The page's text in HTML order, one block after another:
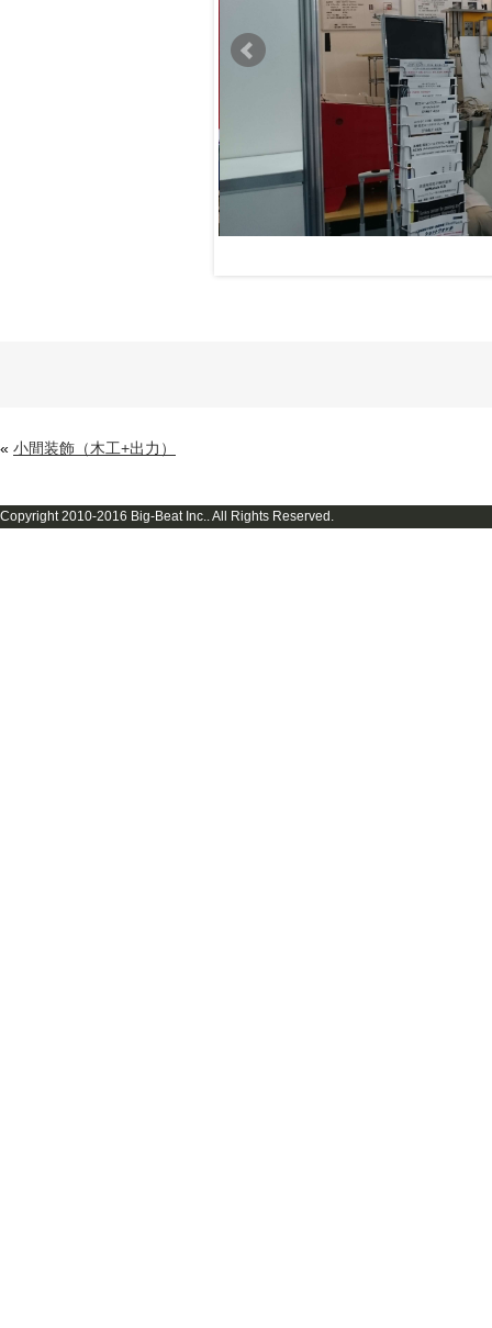
« 小間装飾（木工+出力）
Copyright 2010-2016 Big-Beat Inc.. All Rights Reserved.